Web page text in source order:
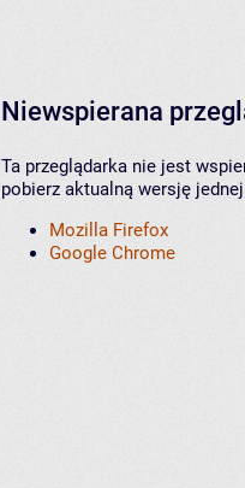
Niewspierana
Ta przeglądarka nie jest
pobierz aktualną wersję
Mozilla Firefox
Google Chrome